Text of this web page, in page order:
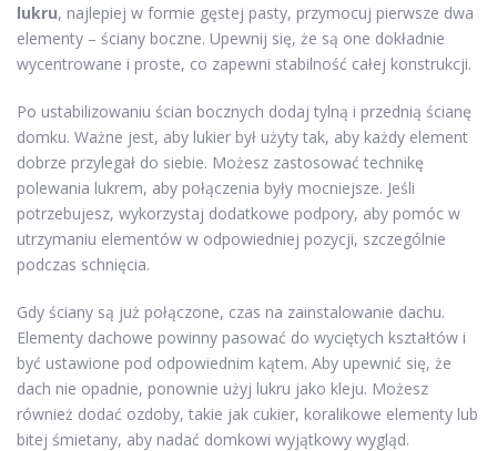
lukru, najlepiej w formie gęstej pasty, przymocuj pierwsze dwa
elementy – ściany boczne. Upewnij się, że są one dokładnie
wycentrowane i proste, co zapewni stabilność całej konstrukcji.
Po ustabilizowaniu ścian bocznych dodaj tylną i przednią ścianę
domku. Ważne jest, aby lukier był użyty tak, aby każdy element
dobrze przylegał do siebie. Możesz zastosować technikę
polewania lukrem, aby połączenia były mocniejsze. Jeśli
potrzebujesz, wykorzystaj dodatkowe podpory, aby pomóc w
utrzymaniu elementów w odpowiedniej pozycji, szczególnie
podczas schnięcia.
Gdy ściany są już połączone, czas na zainstalowanie dachu.
Elementy dachowe powinny pasować do wyciętych kształtów i
być ustawione pod odpowiednim kątem. Aby upewnić się, że
dach nie opadnie, ponownie użyj lukru jako kleju. Możesz
również dodać ozdoby, takie jak cukier, koralikowe elementy lub
bitej śmietany, aby nadać domkowi wyjątkowy wygląd.